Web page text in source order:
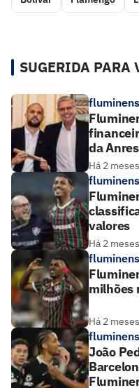
SUGERIDA PARA
da
Há 2 meses
valores
Há 2 meses
milhões
Há 2 meses
João